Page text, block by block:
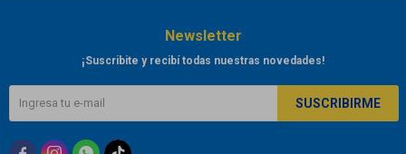
Newsletter
¡Suscribite y recibí todas nuestras novedades!
SUSCRIBIRME